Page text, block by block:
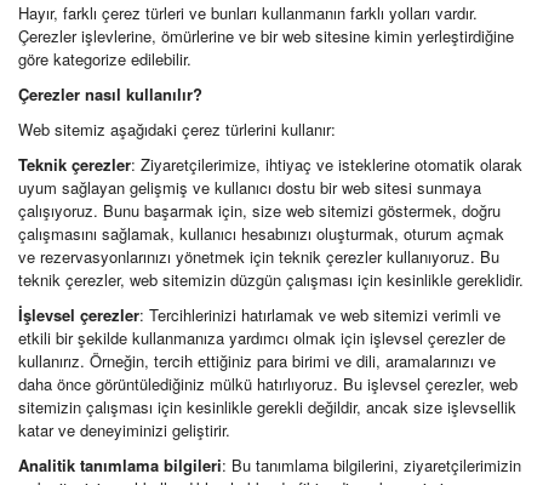
Hayır, farklı çerez türleri ve bunları kullanmanın farklı yolları vardır.
Çerezler işlevlerine, ömürlerine ve bir web sitesine kimin yerleştirdiğine
göre kategorize edilebilir.
Çerezler nasıl kullanılır?
Web sitemiz aşağıdaki çerez türlerini kullanır:
Teknik çerezler: Ziyaretçilerimize, ihtiyaç ve isteklerine otomatik olarak
uyum sağlayan gelişmiş ve kullanıcı dostu bir web sitesi sunmaya
çalışıyoruz. Bunu başarmak için, size web sitemizi göstermek, doğru
çalışmasını sağlamak, kullanıcı hesabınızı oluşturmak, oturum açmak
ve rezervasyonlarınızı yönetmek için teknik çerezler kullanıyoruz. Bu
teknik çerezler, web sitemizin düzgün çalışması için kesinlikle gereklidir.
İşlevsel çerezler: Tercihlerinizi hatırlamak ve web sitemizi verimli ve
etkili bir şekilde kullanmanıza yardımcı olmak için işlevsel çerezler de
kullanırız. Örneğin, tercih ettiğiniz para birimi ve dili, aramalarınızı ve
daha önce görüntülediğiniz mülkü hatırlıyoruz. Bu işlevsel çerezler, web
sitemizin çalışması için kesinlikle gerekli değildir, ancak size işlevsellik
katar ve deneyiminizi geliştirir.
Analitik tanımlama bilgileri: Bu tanımlama bilgilerini, ziyaretçilerimizin